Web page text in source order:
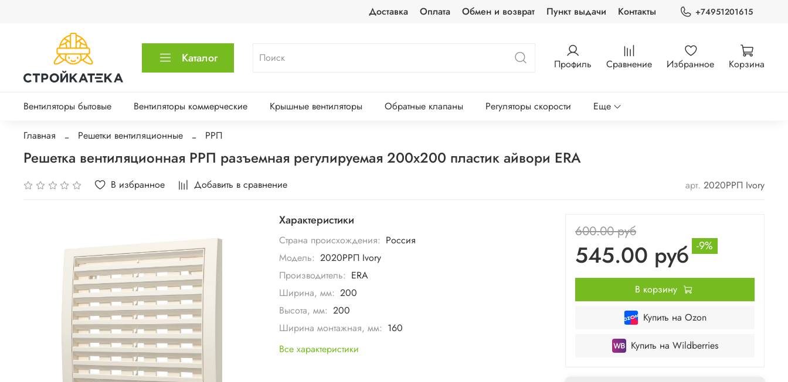
Доставка Оплата Обмен и возврат Пункт выдачи Контакты +74951201615
Каталог Профиль Сравнение Избранное Корзина
Вентиляторы бытовые Вентиляторы коммерческие Крышные вентиляторы Обратные клапаны Регуляторы скорости Еще
Главная Решетки вентиляционные РРП
Решетка вентиляционная РРП разъемная регулируемая 200х200 пластик айвори ERA
В избранное Добавить в сравнение арт. 2020РРП Ivory
Характеристики
Страна происхождения: Россия
Модель: 2020РРП Ivory
Производитель: ERA
Ширина, мм: 200
Высота, мм: 200
Ширина монтажная, мм: 160
Все характеристики
600.00 руб
545.00 руб -9%
В корзину
Купить на Ozon
Купить на Wildberries